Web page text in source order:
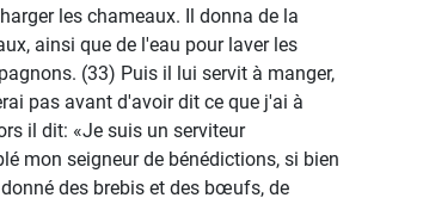
les chameaux. Il donna de la
ainsi que de l'eau pour laver les
(33) Puis il lui servit à manger,
pas avant d'avoir dit ce que j'ai à
il dit: «Je suis un serviteur
mon seigneur de bénédictions, si bien
des brebis et des bœufs, de